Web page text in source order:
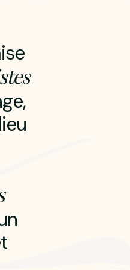
ise
tes
ge,
ieu
n
t